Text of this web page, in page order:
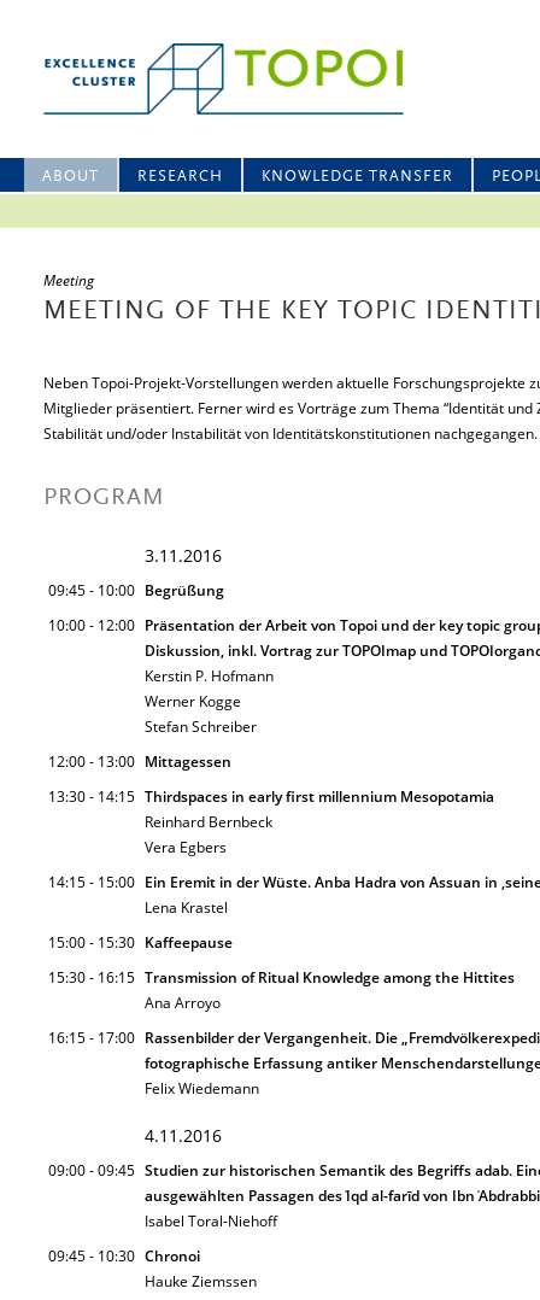
ABOUT RESEARCH KNOWLEDGE TRANSFER
Meeting
MEETING OF THE KEY TOPIC
Neben Topoi-Projekt-Vorstellungen werden aktuelle Forschungsprojekte
Mitglieder präsentiert. Ferner wird es Vorträge zum Thema “Identität und
Stabilität und/oder Instabilität von Identitätskonstitutionen
PROGRAM
3.11.2016
09:45 - 10:00 Begrüßung
10:00 - 12:00 Präsentation der Arbeit von Topoi und der key topic
Diskussion, inkl. Vortrag zur TOPOImap und
Kerstin P. Hofmann
Werner Kogge
Stefan Schreiber
12:00 - 13:00 Mittagessen
13:30 - 14:15 Thirdspaces in early first millennium Mesopotamia
Reinhard Bernbeck
Vera Egbers
14:15 - 15:00 Ein Eremit in der Wüste. Anba Hadra von Assuan in
Lena Krastel
15:00 - 15:30 Kaffeepause
15:30 - 16:15 Transmission of Ritual Knowledge among the Hittites
Ana Arroyo
16:15 - 17:00 Rassenbilder der Vergangenheit. Die
fotographische Erfassung antiker
Felix Wiedemann
4.11.2016
09:00 - 09:45 Studien zur historischen Semantik des Begriffs adab.
ausgewählten Passagen des ͑Iqd al-farīd von Ibn
Isabel Toral-Niehoff
09:45 - 10:30 Chronoi
Hauke Ziemssen